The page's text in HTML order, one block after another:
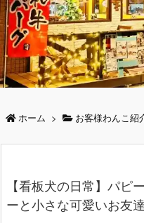
ホーム > お客様わんこ紹
【看板犬の日常】パピ
ーと小さな可愛いお友達